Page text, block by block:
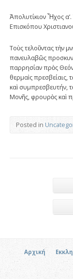
Ἀπολυτίκιον Ἦχος
Επισκόπου
Τοὺς τελοῦντας τὴν
πανευλαβῶς
παρρησίαν πρὸς Θεόν,
θερμαὶς
καὶ συμπρεσβευτήν,
Μονῆς, φρουρὸς καὶ
Posted in
Αρχική